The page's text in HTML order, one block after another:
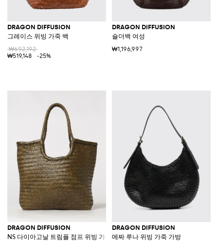
DRAGON DIFFUSION
그레이스 위빙 가죽 백
₩692,192
₩519,148
-25%
DRAGON DIFFUSION
숄더백 여성
₩1,196,997
DRAGON DIFFUSION
NS 다이아고날 트림플 점프 위빙 가죽 백
DRAGON DIFFUSION
메짜 루나 위빙 가죽 가방